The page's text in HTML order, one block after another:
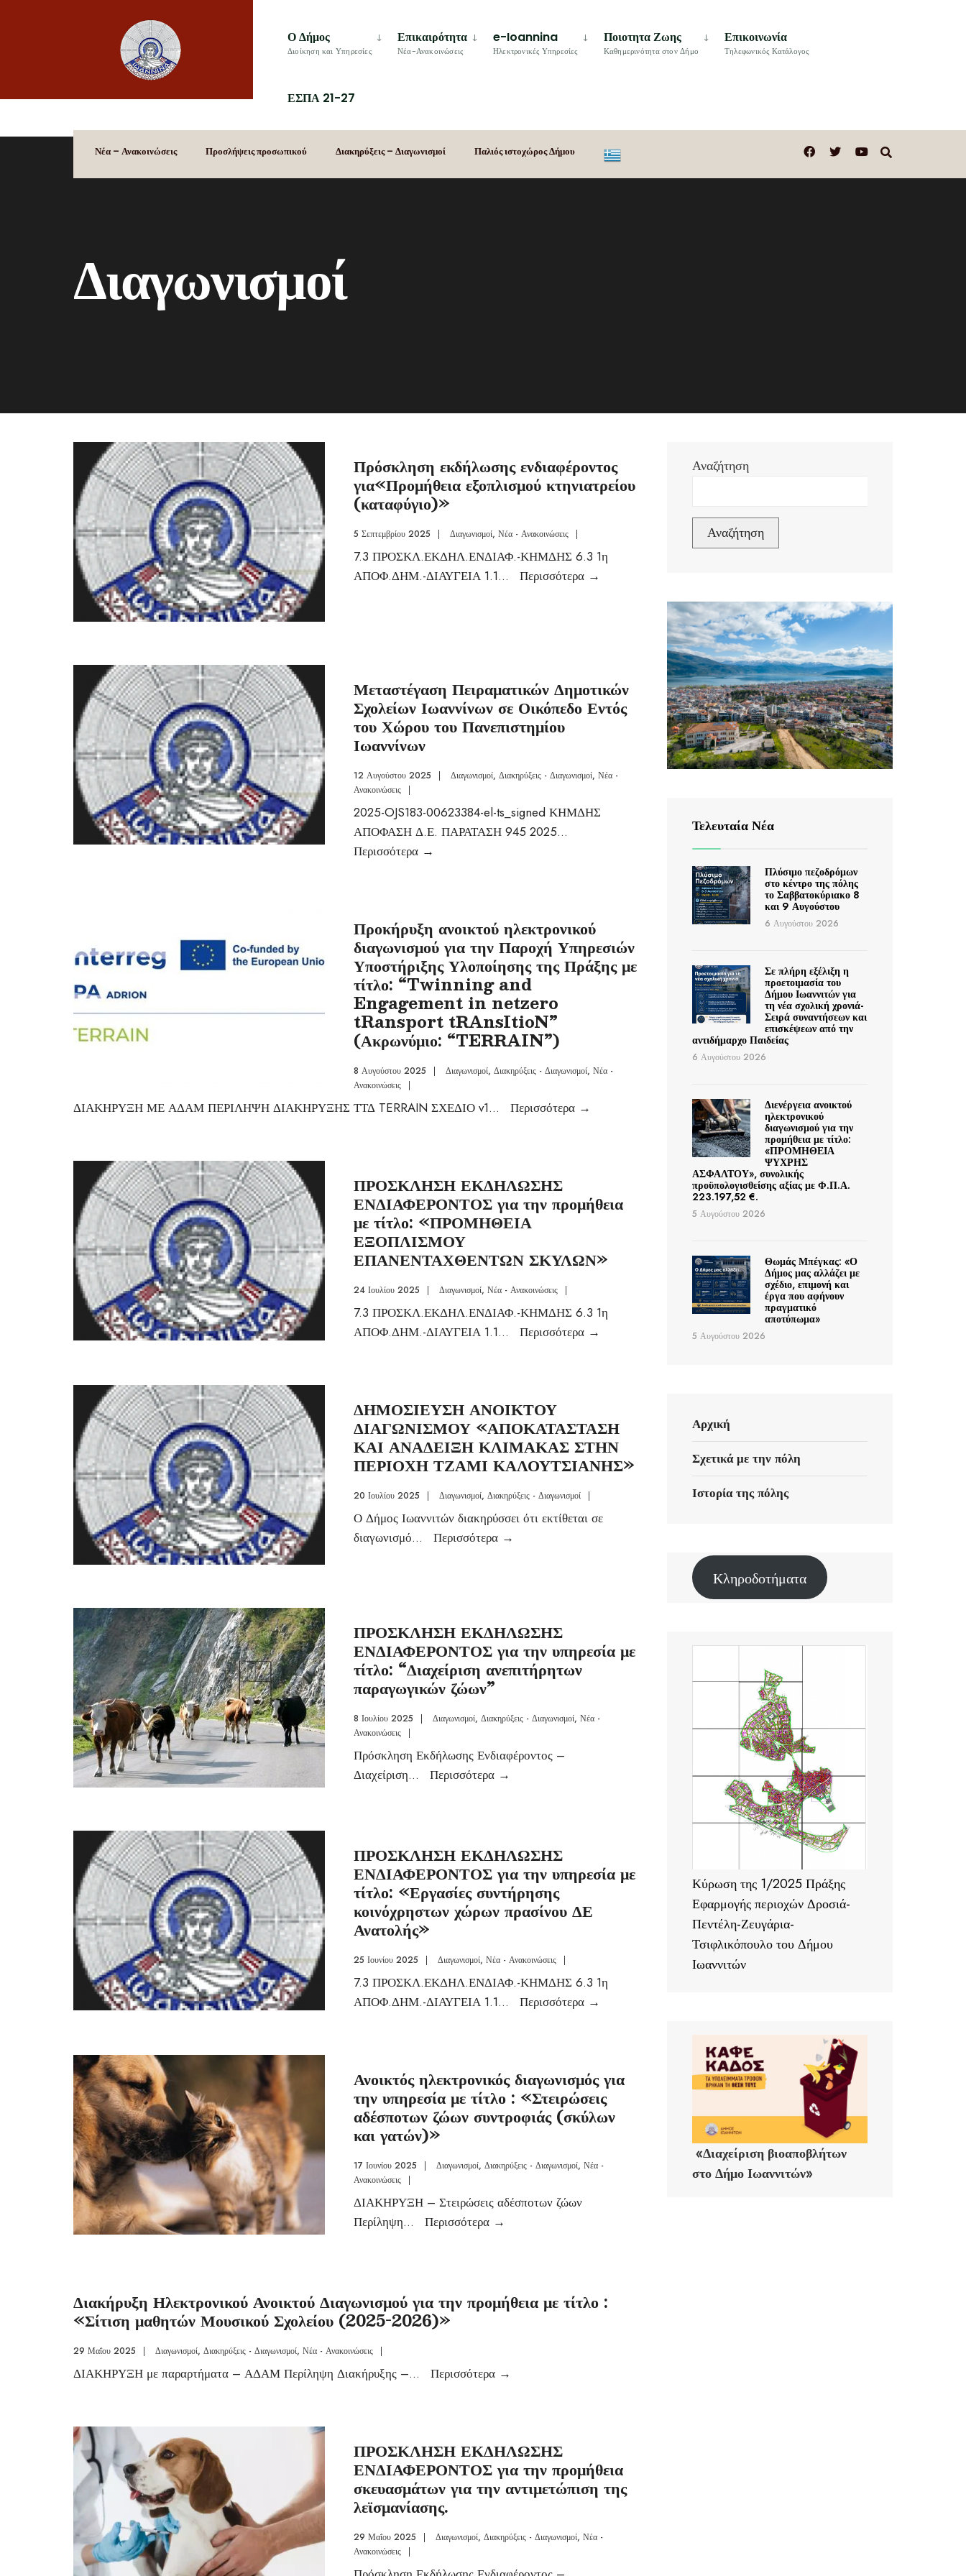
Ο Δήμος
Διοίκηση και Υπηρεσίες
Επικαιρότητα
Νέα-Ανακοινώσεις
e-Ioannina
Ηλεκτρονικές Υπηρεσίες
Ποιοτητα Ζωης
Καθημερινότητα στον Δήμο
Επικοινωνία
Τηλεφωνικός Κατάλογος
ΕΣΠΑ 21-27
Νέα – Ανακοινώσεις Προσλήψεις προσωπικού Διακηρύξεις – Διαγωνισμοί Παλιός ιστοχώρος Δήμου
Διαγωνισμοί
Πρόσκληση εκδήλωσης ενδιαφέροντος
για«Προμήθεια εξοπλισμού κτηνιατρείου
(καταφύγιο)»
5 Σεπτεμβρίου 2025 | Διαγωνισμοί, Νέα - Ανακοινώσεις |
7.3 ΠΡΟΣΚΛ.ΕΚΔΗΛ.ΕΝΔΙΑΦ.-ΚΗΜΔΗΣ 6.3 1η
ΑΠΟΦ.ΔΗΜ.-ΔΙΑΥΓΕΙΑ 1.1... Περισσότερα →
Μεταστέγαση Πειραματικών Δημοτικών
Σχολείων Ιωαννίνων σε Οικόπεδο Εντός
του Χώρου του Πανεπιστημίου
Ιωαννίνων
12 Αυγούστου 2025 | Διαγωνισμοί, Διακηρύξεις - Διαγωνισμοί, Νέα -
Ανακοινώσεις
|
2025-OJS183-00623384-el-ts_signed ΚΗΜΔΗΣ
ΑΠΟΦΑΣΗ Δ.Ε. ΠΑΡΑΤΑΣΗ 945 2025...
Περισσότερα →
Προκήρυξη ανοικτού ηλεκτρονικού
διαγωνισμού για την Παροχή Υπηρεσιών
Υποστήριξης Υλοποίησης της Πράξης με
τίτλο: “Twinning and
Engagement in netzero
tRansport tRAnsItioN”
(Ακρωνύμιο: “TERRAIN”)
8 Αυγούστου 2025 | Διαγωνισμοί, Διακηρύξεις - Διαγωνισμοί, Νέα -
Ανακοινώσεις
|
ΔΙΑΚΗΡΥΞΗ ΜΕ ΑΔΑΜ ΠΕΡΙΛΗΨΗ ΔΙΑΚΗΡΥΞΗΣ ΤΤΔ TERRAIN ΣΧΕΔΙΟ v1... Περισσότερα →
ΠΡΟΣΚΛΗΣΗ ΕΚΔΗΛΩΣΗΣ
ΕΝΔΙΑΦΕΡΟΝΤΟΣ για την προμήθεια
με τίτλο: «ΠΡΟΜΗΘΕΙΑ
ΕΞΟΠΛΙΣΜΟΥ
ΕΠΑΝΕΝΤΑΧΘΕΝΤΩΝ ΣΚΥΛΩΝ»
24 Ιουλίου 2025 | Διαγωνισμοί, Νέα - Ανακοινώσεις |
7.3 ΠΡΟΣΚΛ.ΕΚΔΗΛ.ΕΝΔΙΑΦ.-ΚΗΜΔΗΣ 6.3 1η
ΑΠΟΦ.ΔΗΜ.-ΔΙΑΥΓΕΙΑ 1.1... Περισσότερα →
ΔΗΜΟΣΙΕΥΣΗ ΑΝΟΙΚΤΟΥ
ΔΙΑΓΩΝΙΣΜΟΥ «ΑΠΟΚΑΤΑΣΤΑΣΗ
ΚΑΙ ΑΝΑΔΕΙΞΗ ΚΛΙΜΑΚΑΣ ΣΤΗΝ
ΠΕΡΙΟΧΗ ΤΖΑΜΙ ΚΑΛΟΥΤΣΙΑΝΗΣ»
20 Ιουλίου 2025 | Διαγωνισμοί, Διακηρύξεις - Διαγωνισμοί |
Ο Δήμος Ιωαννιτών διακηρύσσει ότι εκτίθεται σε
διαγωνισμό... Περισσότερα →
ΠΡΟΣΚΛΗΣΗ ΕΚΔΗΛΩΣΗΣ
ΕΝΔΙΑΦΕΡΟΝΤΟΣ για την υπηρεσία με
τίτλο: “Διαχείριση ανεπιτήρητων
παραγωγικών ζώων”
8 Ιουλίου 2025 | Διαγωνισμοί, Διακηρύξεις - Διαγωνισμοί, Νέα -
Ανακοινώσεις
|
Πρόσκληση Εκδήλωσης Ενδιαφέροντος –
Διαχείριση... Περισσότερα →
ΠΡΟΣΚΛΗΣΗ ΕΚΔΗΛΩΣΗΣ
ΕΝΔΙΑΦΕΡΟΝΤΟΣ για την υπηρεσία με
τίτλο: «Εργασίες συντήρησης
κοινόχρηστων χώρων πρασίνου ΔΕ
Ανατολής»
25 Ιουνίου 2025 | Διαγωνισμοί, Νέα - Ανακοινώσεις |
7.3 ΠΡΟΣΚΛ.ΕΚΔΗΛ.ΕΝΔΙΑΦ.-ΚΗΜΔΗΣ 6.3 1η
ΑΠΟΦ.ΔΗΜ.-ΔΙΑΥΓΕΙΑ 1.1... Περισσότερα →
Ανοικτός ηλεκτρονικός διαγωνισμός για
την υπηρεσία με τίτλο : «Στειρώσεις
αδέσποτων ζώων συντροφιάς (σκύλων
και γατών)»
17 Ιουνίου 2025 | Διαγωνισμοί, Διακηρύξεις - Διαγωνισμοί, Νέα -
Ανακοινώσεις
|
ΔΙΑΚΗΡΥΞΗ – Στειρώσεις αδέσποτων ζώων
Περίληψη... Περισσότερα →
Διακήρυξη Ηλεκτρονικού Ανοικτού Διαγωνισμού για την προμήθεια με τίτλο :
«Σίτιση μαθητών Μουσικού Σχολείου (2025-2026)»
29 Μαΐου 2025 | Διαγωνισμοί, Διακηρύξεις - Διαγωνισμοί, Νέα - Ανακοινώσεις |
ΔΙΑΚΗΡΥΞΗ με παραρτήματα – ΑΔΑΜ Περίληψη Διακήρυξης –... Περισσότερα →
ΠΡΟΣΚΛΗΣΗ ΕΚΔΗΛΩΣΗΣ
ΕΝΔΙΑΦΕΡΟΝΤΟΣ για την προμήθεια
σκευασμάτων για την αντιμετώπιση της
λεϊσμανίασης.
29 Μαΐου 2025 | Διαγωνισμοί, Διακηρύξεις - Διαγωνισμοί, Νέα -
Ανακοινώσεις
|
Αναζήτηση
Αναζήτηση
Τελευταία Νέα
Πλύσιμο πεζοδρόμων
στο κέντρο της πόλης
το Σαββατοκύριακο 8
και 9 Αυγούστου
6 Αυγούστου 2026
Σε πλήρη εξέλιξη η
προετοιμασία του
Δήμου Ιωαννιτών για
τη νέα σχολική χρονιά-
Σειρά συναντήσεων και
επισκέψεων από την
αντιδήμαρχο Παιδείας
6 Αυγούστου 2026
Διενέργεια ανοικτού
ηλεκτρονικού
διαγωνισμού για την
προμήθεια με τίτλο:
«ΠΡΟΜΗΘΕΙΑ
ΨΥΧΡΗΣ
ΑΣΦΑΛΤΟΥ», συνολικής
προϋπολογισθείσης αξίας με Φ.Π.Α.
223.197,52 €.
5 Αυγούστου 2026
Θωμάς Μπέγκας: «Ο
Δήμος μας αλλάζει με
σχέδιο, επιμονή και
έργα που αφήνουν
πραγματικό
αποτύπωμα»
5 Αυγούστου 2026
Αρχική
Σχετικά με την πόλη
Ιστορία της πόλης
Κληροδοτήματα
Κύρωση της 1/2025 Πράξης
Εφαρμογής περιοχών Δροσιά-
Πεντέλη-Ζευγάρια-
Τσιφλικόπουλο του Δήμου
Ιωαννιτών
«Διαχείριση βιοαποβλήτων
στο Δήμο Ιωαννιτών»